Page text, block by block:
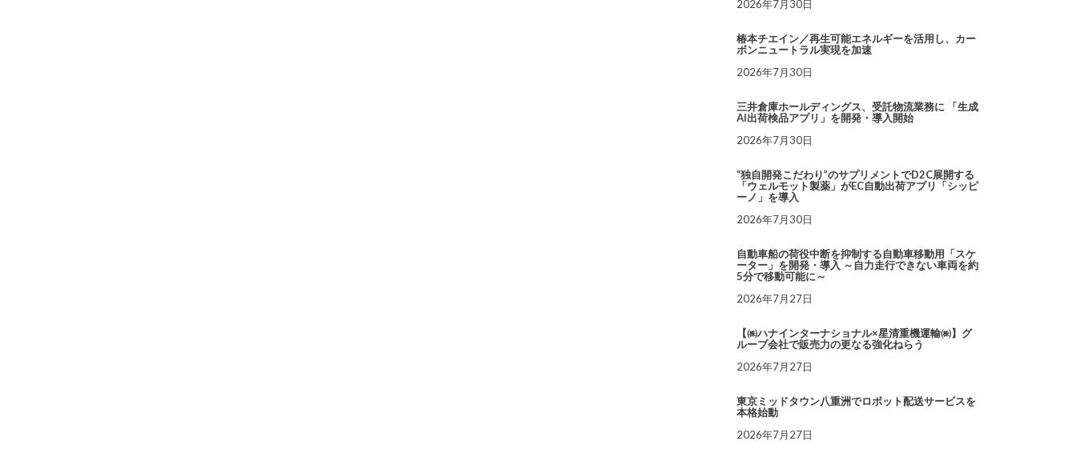
2026年7月30日
椿本チエイン／再生可能エネルギーを活用し、カー
ボンニュートラル実現を加速
2026年7月30日
三井倉庫ホールディングス、受託物流業務に 「生成
AI出荷検品アプリ」を開発・導入開始
2026年7月30日
“独自開発こだわり”のサプリメントでD2C展開する
「ウェルモット製薬」がEC自動出荷アプリ「シッピ
ーノ」を導入
2026年7月30日
自動車船の荷役中断を抑制する自動車移動用「スケ
ーター」を開発・導入 ～自力走行できない車両を約
5分で移動可能に～
2026年7月27日
【㈱ハナインターナショナル×星清重機運輸㈱】グ
ループ会社で販売力の更なる強化ねらう
2026年7月27日
東京ミッドタウン八重洲でロボット配送サービスを
本格始動
2026年7月27日